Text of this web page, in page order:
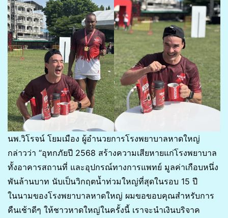
นพ.วิโรจน์ โยมเมือง ผู้อำนวยการโรงพยาบาลหาดใหญ่
กล่าวว่า “อุทกภัยปี 2568 สร้างความเสียหายแก่โรงพยาบาล
ทั้งอาคารสถานที่ และอุปกรณ์ทางการแพทย์ มูลค่าเกือบหนึ่ง
พันล้านบาท นับเป็นวิกฤตน้ำท่วมใหญ่ที่สุดในรอบ 15 ปี
ในนามของโรงพยาบาลหาดใหญ่ ผมขอขอบคุณสำหรับการ
คืนเช้าดีๆ ให้ชาวหาดใหญ่ในครั้งนี้ เราจะนำเงินบริจาค